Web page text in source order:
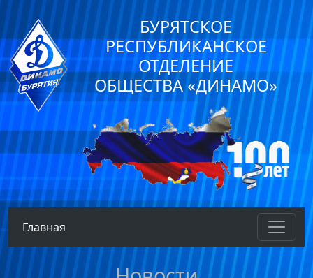
БУРЯТСКОЕ
РЕСПУБЛИКАНСКОЕ
ОТДЕЛЕНИЕ
ОБЩЕСТВА «ДИНАМО»
Главная